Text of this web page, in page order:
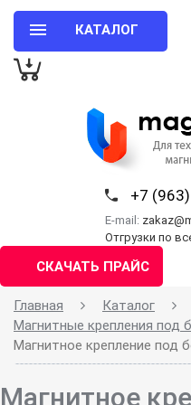
КАТАЛОГ
+7 (963)
E-mail:
Отгрузки по
СКАЧАТЬ ПРАЙС
Главная
Каталог
Магнитные крепления под
Магнитное крепление под
Магнитное